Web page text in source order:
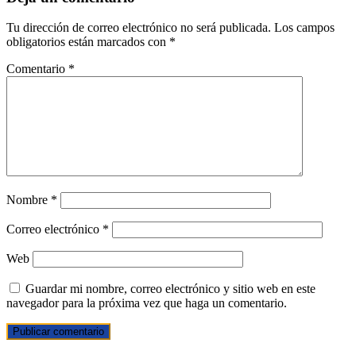
Tu dirección de correo electrónico no será publicada. Los campos
obligatorios están marcados con *
Comentario *
Nombre *
Correo electrónico *
Web
Guardar mi nombre, correo electrónico y sitio web en este
navegador para la próxima vez que haga un comentario.